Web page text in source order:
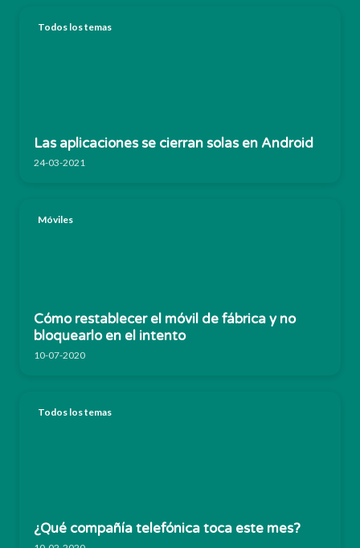
Todos los temas
Las aplicaciones se cierran solas en Android
24-03-2021
Móviles
Cómo restablecer el móvil de fábrica y no
bloquearlo en el intento
10-07-2020
Todos los temas
¿Qué compañía telefónica toca este mes?